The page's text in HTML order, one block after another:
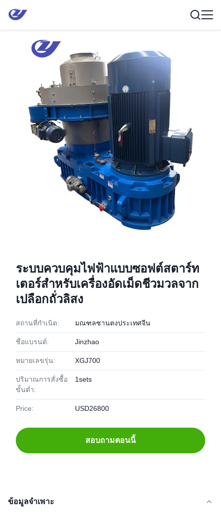
ระบบควบคุมไฟฟ้าแบบซอฟต์สตาร์ท
เตอร์สำหรับเครื่องอัดเม็ดชีวมวลจาก
เปลือกถั่วลิสง
สถานที่กำเนิด: มณฑลซานตงประเทศจีน
ชื่อแบรนด์: Jinzhao
หมายเลขรุ่น: XGJ700
ปริมาณการสั่งซื้อ
ขั้นต่ำ:
1sets
Price: USD26800
สอบถามตอนนี้
ข้อมูลจำเพาะ